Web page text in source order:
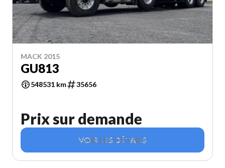
MACK 2015
GU813
548531 km 35656
Prix sur demande
VOIR LES DÉTAILS